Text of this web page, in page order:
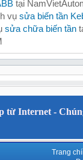
tại
vụ sửa biến tần
sửa chữa biến tần
từ Internet -
Trang